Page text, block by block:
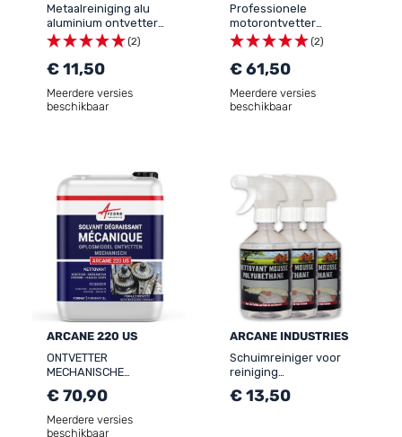
Metaalreiniging alu
aluminium ontvetter
fietsketting motor auto
vervangt
trichloorethyleen -
NETTOYANT
DÉGRAISSANT TOUS
METAUX
(2)
€ 11,50
Meerdere versies
beschikbaar
Professionele
motorontvetter
aangekoekt vuil
mechanisch onderdeel -
MOTORONTVETTER
(2)
€ 61,50
Meerdere versies
beschikbaar
ARCANE 220 US
ONTVETTER
MECHANISCHE
Mechanisch
ontvettingsoplosmiddel
Injectorcarburatorreiniger
€ 70,90
Meerdere versies
beschikbaar
ARCANE INDUSTRIES
Schuimreiniger voor
reiniging
€ 13,50